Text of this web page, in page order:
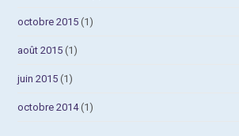
octobre 2015 (1)
août 2015 (1)
juin 2015 (1)
octobre 2014(1)